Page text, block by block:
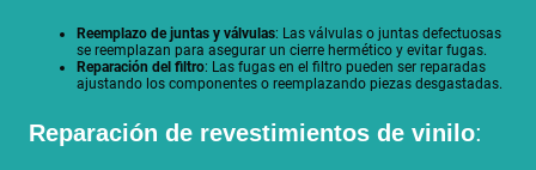
Reemplazo de juntas y válvulas: Las válvulas o juntas defectuosas
se reemplazan para asegurar un cierre hermético y evitar fugas.
Reparación del filtro: Las fugas en el filtro pueden ser reparadas
ajustando los componentes o reemplazando piezas desgastadas.
Reparación de revestimientos de vinilo: